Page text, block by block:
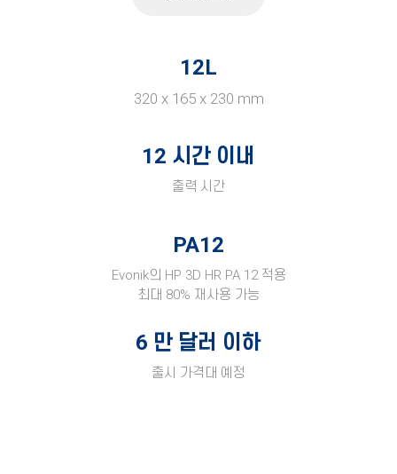
12L
320 x 165 x 230 mm
12 시간 이내
출력 시간
PA12
Evonik의 HP 3D HR PA 12 적용
최대 80% 재사용 가능
6 만 달러 이하
출시 가격대 예정